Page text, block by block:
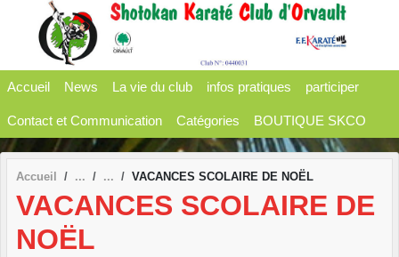
Accueil News La vie du club infos pratiques participer
Contact et Communication Catégories BOUTIQUE SKCO
Accueil VACANCES SCOLAIRE DE NOËL
VACANCES SCOLAIRE DE
NOËL
Panneau de gestion des cookies